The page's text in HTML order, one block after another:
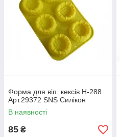
Форма для віп. кексів Н-288
Арт.29372 SNS Силікон
В наявності
85 ₴